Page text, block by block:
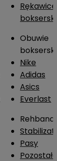
Rękawice
Obuwie
Nike
Adidas
Asics
Everlast
Rehband
Pasy